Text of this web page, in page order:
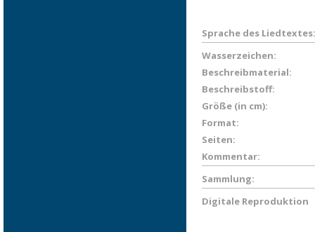
Sprache des Liedtextes:
Wasserzeichen:
Beschreibmaterial:
Beschreibstoff:
Größe (in cm):
Format:
Seiten:
Kommentar:
Sammlung:
Digitale Reproduktion